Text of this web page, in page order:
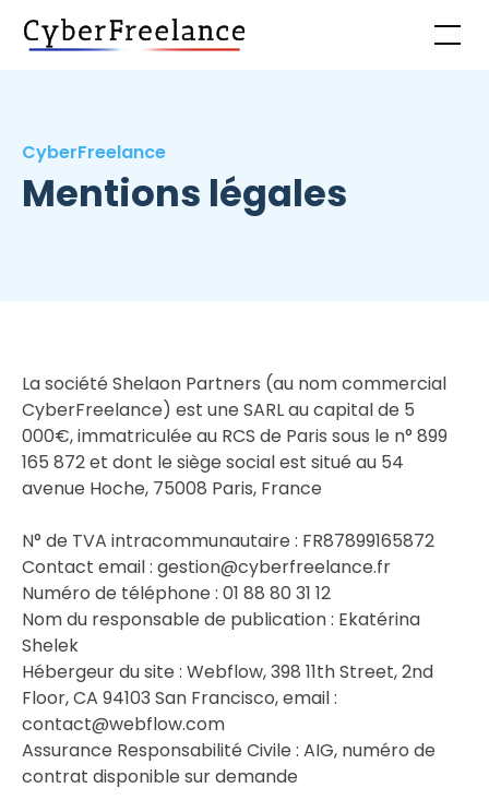
CyberFreelance
Mentions légales
La société Shelaon Partners (au nom commercial
CyberFreelance) est une SARL au capital de 5
000€, immatriculée au RCS de Paris sous le n° 899
165 872 et dont le siège social est situé au 54
avenue Hoche, 75008 Paris, France
N° de TVA intracommunautaire : FR87899165872
Contact email : gestion@cyberfreelance.fr
Numéro de téléphone : 01 88 80 31 12
Nom du responsable de publication : Ekatérina
Shelek
Hébergeur du site : Webflow, 398 11th Street, 2nd
Floor, CA 94103 San Francisco, email :
contact@webflow.com
Assurance Responsabilité Civile : AIG, numéro de
contrat disponible sur demande